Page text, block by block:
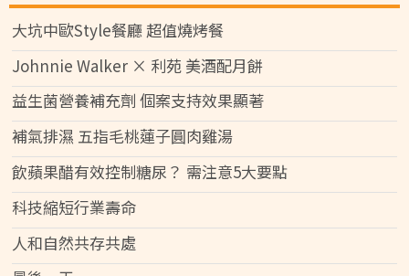
大坑中歐Style餐廳 超值燒烤餐
Johnnie Walker × 利苑 美酒配月餅
益生菌營養補充劑 個案支持效果顯著
補氣排濕 五指毛桃蓮子圓肉雞湯
飲蘋果醋有效控制糖尿？ 需注意5大要點
科技縮短行業壽命
人和自然共存共處